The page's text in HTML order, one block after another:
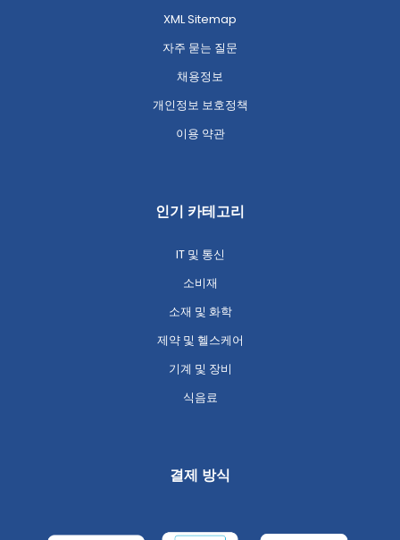
XML Sitemap
자주 묻는 질문
채용정보
개인정보 보호정책
이용 약관
인기 카테고리
IT 및 통신
소비재
소재 및 화학
제약 및 헬스케어
기계 및 장비
식음료
결제 방식